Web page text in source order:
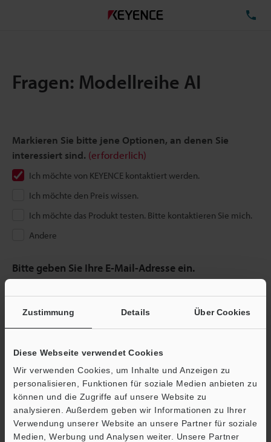
Zustimmung Details Über Cookies
Diese Webseite verwendet Cookies
Wir verwenden Cookies, um Inhalte und Anzeigen zu
personalisieren, Funktionen für soziale Medien anbieten zu
können und die Zugriffe auf unsere Website zu
analysieren. Außerdem geben wir Informationen zu Ihrer
Verwendung unserer Website an unsere Partner für soziale
Medien, Werbung und Analysen weiter. Unsere Partner
Fragen: Modellreihe AI
Markieren Sie bitte jene Optionen, an denen Sie
interessiert sind. (erforderlich)
Ich möchte von KEYENCE kontaktiert werden.
Ich möchte den Preis wissen.
Ich möchte das Produkt testen. Bitte kontaktieren Sie mich.
Andere
Bitte geben Sie Ihre E-Mail-Adresse ein.
vorhanden ist, leiten wir Sie zur Eingabe des Passworts weiter.
Falls Sie sich noch nicht registriert haben, können Sie die
kostenlose Registrierung im nächsten Schritt abschließen.
E-Mail-Adresse (erforderlich)
Weiter